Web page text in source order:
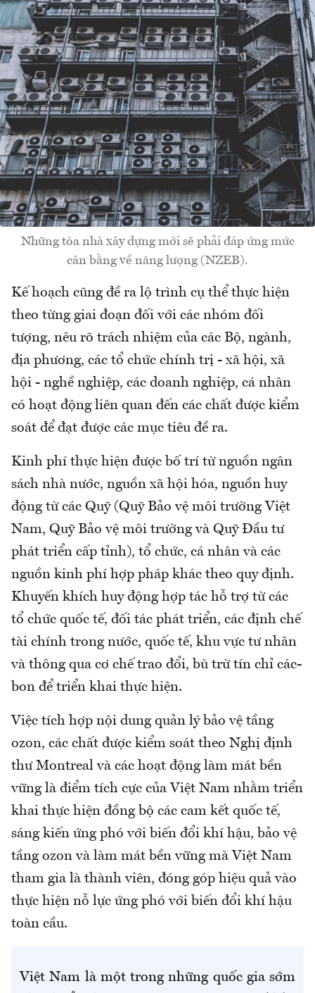
Những tòa nhà xây dựng mới sẽ phải đáp ứng mức
cân bằng về năng lượng (NZEB).
Kế hoạch cũng đề ra lộ trình cụ thể thực hiện
theo từng giai đoạn đối với các nhóm đối
tượng, nêu rõ trách nhiệm của các Bộ, ngành,
địa phương, các tổ chức chính trị - xã hội, xã
hội - nghề nghiệp, các doanh nghiệp, cá nhân
có hoạt động liên quan đến các chất được kiểm
soát để đạt được các mục tiêu đề ra.
Kinh phí thực hiện được bố trí từ nguồn ngân
sách nhà nước, nguồn xã hội hóa, nguồn huy
động từ các Quỹ (Quỹ Bảo vệ môi trường Việt
Nam, Quỹ Bảo vệ môi trường và Quỹ Đầu tư
phát triển cấp tỉnh), tổ chức, cá nhân và các
nguồn kinh phí hợp pháp khác theo quy định.
Khuyến khích huy động hợp tác hỗ trợ từ các
tổ chức quốc tế, đối tác phát triển, các định chế
tài chính trong nước, quốc tế, khu vực tư nhân
và thông qua cơ chế trao đổi, bù trừ tín chỉ các-
bon để triển khai thực hiện.
Việc tích hợp nội dung quản lý bảo vệ tầng
ozon, các chất được kiểm soát theo Nghị định
thư Montreal và các hoạt động làm mát bền
vững là điểm tích cực của Việt Nam nhằm triển
khai thực hiện đồng bộ các cam kết quốc tế,
sáng kiến ứng phó với biến đổi khí hậu, bảo vệ
tầng ozon và làm mát bền vững mà Việt Nam
tham gia là thành viên, đóng góp hiệu quả vào
thực hiện nỗ lực ứng phó với biến đổi khí hậu
toàn cầu.
Việt Nam là một trong những quốc gia sớm